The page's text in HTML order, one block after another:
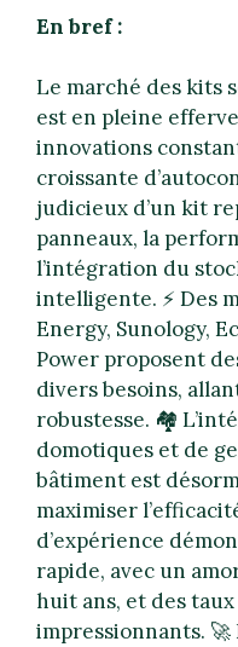
En bref :
Le marché des kits
est en pleine
innovations
croissante
judicieux d’un kit
panneaux, la
l’intégration du
intelligente. ⚡️ Des
Energy, Sunology,
Power proposent
divers besoins,
robustesse. 🏘️
domotiques et de
bâtiment est
maximiser
d’expérience
rapide, avec un
huit ans, et des taux
impressionnants. 🚀